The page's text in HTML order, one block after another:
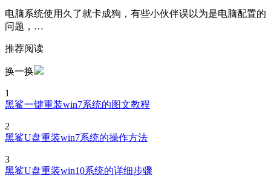
电脑系统使用久了就卡成狗，有些小伙伴误以为是电脑配置的
问题，…
推荐阅读
换一换
1
黑鲨一键重装win7系统的图文教程
2
黑鲨U盘重装win7系统的操作方法
3
黑鲨U盘重装win10系统的详细步骤